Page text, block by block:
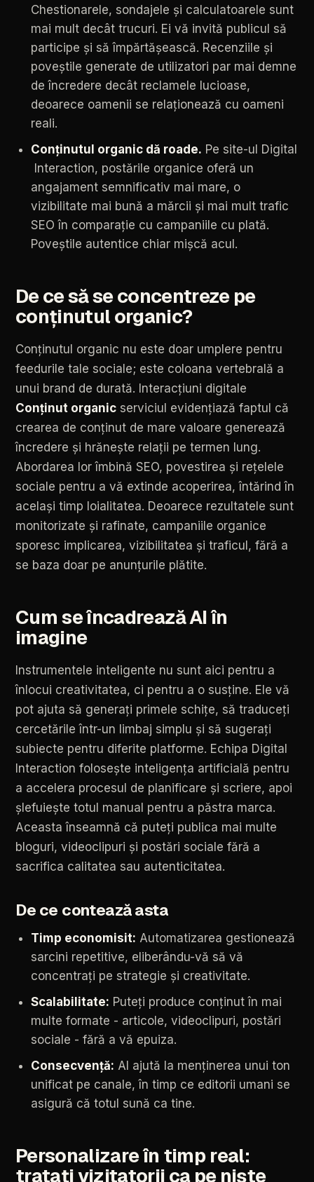
Chestionarele, sondajele și calculatoarele sunt
mai mult decât trucuri. Ei vă invită publicul să
participe și să împărtășească. Recenziile și
poveștile generate de utilizatori par mai demne
de încredere decât reclamele lucioase,
deoarece oamenii se relaționează cu oameni
reali.
Conținutul organic dă roade. Pe site-ul Digital
Interaction, postările organice oferă un
angajament semnificativ mai mare, o
vizibilitate mai bună a mărcii și mai mult trafic
SEO în comparație cu campaniile cu plată.
Poveștile autentice chiar mișcă acul.
Decesăseconcentreze pe
conținutul organic?
Conținutul organic nu este doar umplere pentru
feedurile tale sociale; este coloana vertebrală a
unui brand de durată. Interacțiuni digitale
Conținut organic serviciul evidențiază faptul că
crearea de conținut de mare valoare generează
încredere și hrănește relații pe termen lung.
Abordarea lor îmbină SEO, povestirea și rețelele
sociale pentru a vă extinde acoperirea, întărind în
același timp loialitatea. Deoarece rezultatele sunt
monitorizate și rafinate, campaniile organice
sporesc implicarea, vizibilitatea și traficul, fără a
se baza doar pe anunțurile plătite.
Cum seîncadreazăAIîn
imagine
Instrumentele inteligente nu sunt aici pentru a
înlocui creativitatea, ci pentru a o susține. Ele vă
pot ajuta să generați primele schițe, să traduceți
cercetările într-un limbaj simplu și să sugerați
subiecte pentru diferite platforme. Echipa Digital
Interaction folosește inteligența artificială pentru
a accelera procesul de planificare și scriere, apoi
șlefuiește totul manual pentru a păstra marca.
Aceasta înseamnă că puteți publica mai multe
bloguri, videoclipuri și postări sociale fără a
sacrifica calitatea sau autenticitatea.
De ce conteazăasta
Timp economisit: Automatizarea gestionează
sarcini repetitive, eliberându-vă să vă
concentrați pe strategie și creativitate.
Scalabilitate: Puteți produce conținut în mai
multe formate - articole, videoclipuri, postări
sociale - fără a vă epuiza.
Consecvență: AI ajută la menținerea unui ton
unificat pe canale, în timp ce editorii umani se
asigură că totul sună ca tine.
Personalizareîn timp real:
tratațivizitatorii ca pe niște